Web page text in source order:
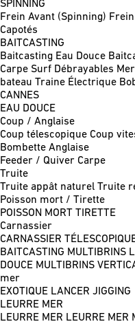
SPINNING
Frein Avant (Spinning)
Capotés
BAITCASTING
Baitcasting Eau Douce
Carpe Surf Débrayables
bateau Traine Électrique
CANNES
EAU DOUCE
Coup / Anglaise
Coup télescopique Coup
Bombette Anglaise
Feeder / Quiver Carpe
Truite
Truite appât naturel Truite
Poisson mort / Tirette
POISSON MORT TIRETTE
Carnassier
CARNASSIER
BAITCASTING MULTIBRINS
DOUCE MULTIBRINS
mer
EXOTIQUE LANCER JIGGING
LEURRE MER
LEURRE MER LEURRE MER